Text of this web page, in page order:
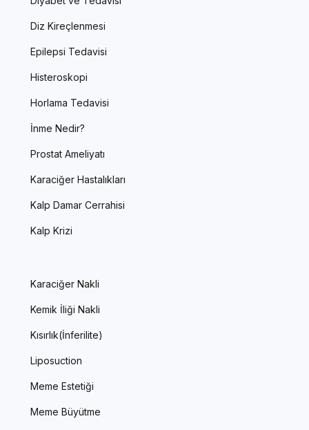
Diz Kireçlenmesi
Epilepsi Tedavisi
Histeroskopi
Horlama Tedavisi
İnme Nedir?
Prostat Ameliyatı
Karaciğer Hastalıkları
Kalp Damar Cerrahisi
Kalp Krizi
Karaciğer Nakli
Kemik İliği Nakli
Kısırlık(İnferilite)
Liposuction
Meme Estetiği
Meme Büyütme